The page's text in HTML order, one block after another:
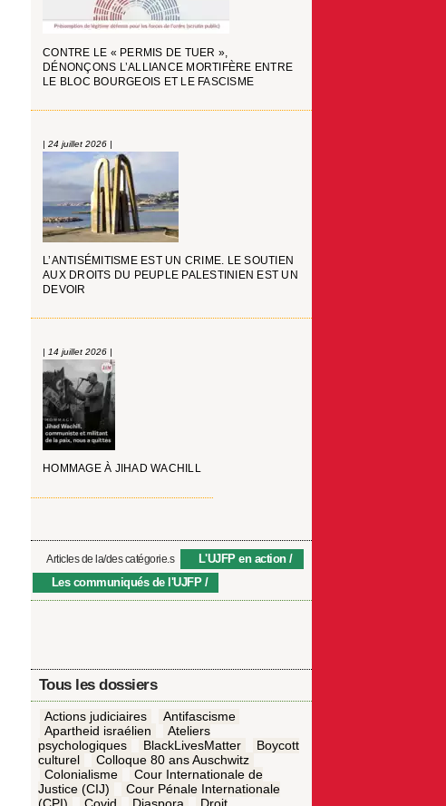
CONTRE LE « PERMIS DE TUER »,
DÉNONÇONS L’ALLIANCE MORTIFÈRE ENTRE
LE BLOC BOURGEOIS ET LE FASCISME
| 24 juillet 2026 |
L’ANTISÉMITISME EST UN CRIME. LE SOUTIEN
AUX DROITS DU PEUPLE PALESTINIEN EST UN
DEVOIR
| 14 juillet 2026 |
HOMMAGE À JIHAD WACHILL
Articles de la/des catégorie.s
L'UJFP en action
Les communiqués de l'UJFP
Tous les dossiers
Actions judiciaires
Antifascisme
Apartheid israélien
Ateliers
psychologiques
BlackLivesMatter
Boycott
culturel
Colloque 80 ans Auschwitz
Colonialisme
Cour Internationale de
Justice (CIJ)
Cour Pénale Internationale